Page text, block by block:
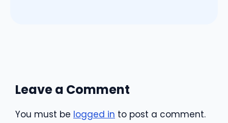
Leave a Comment
You must be logged in to post a comment.